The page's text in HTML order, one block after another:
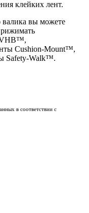
клейких лент.
вы можете
VHB™,
Cushion-Mount™,
Safety-Walk™.
в соответствии с